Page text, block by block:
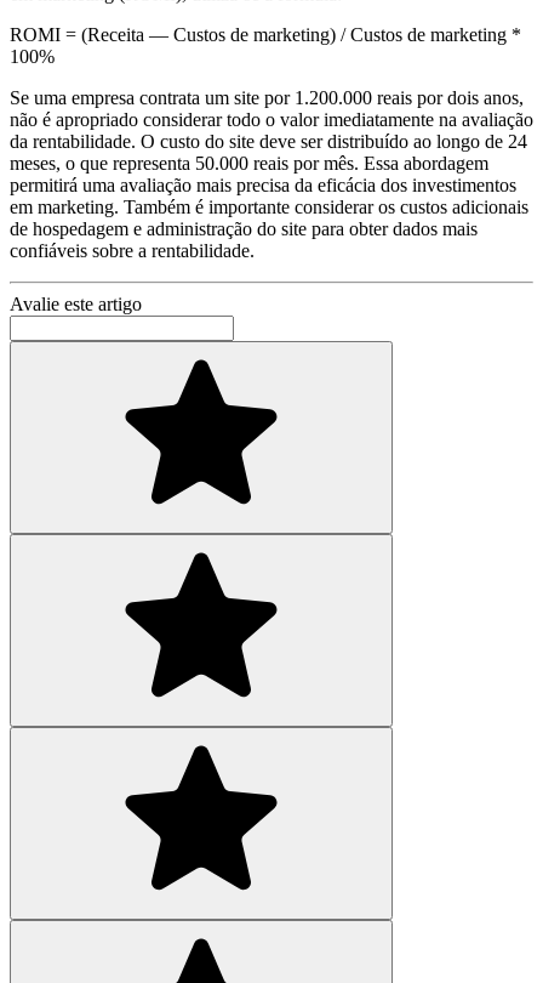
ROMI = (Receita — Custos de marketing) / Custos de marketing *
100%
Se uma empresa contrata um site por 1.200.000 reais por dois anos,
não é apropriado considerar todo o valor imediatamente na avaliação
da rentabilidade. O custo do site deve ser distribuído ao longo de 24
meses, o que representa 50.000 reais por mês. Essa abordagem
permitirá uma avaliação mais precisa da eficácia dos investimentos
em marketing. Também é importante considerar os custos adicionais
de hospedagem e administração do site para obter dados mais
confiáveis sobre a rentabilidade.
Avalie este artigo